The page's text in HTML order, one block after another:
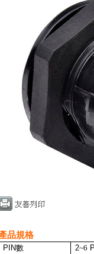
品規格
PIN數 2~6